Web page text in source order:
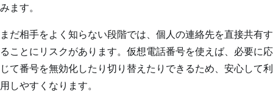
みます。
まだ相手をよく知らない段階では、個人の連絡先を直接共有す
ることにリスクがあります。仮想電話番号を使えば、必要に応
じて番号を無効化したり切り替えたりできるため、安心して利
用しやすくなります。